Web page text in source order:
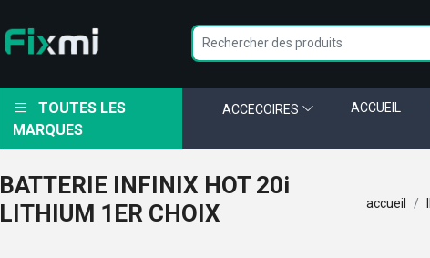
TOUTES LES
MARQUES
ACCECOIRES ACCUEIL
BATTERIE INFINIX HOT 20i
LITHIUM 1ER CHOIX
accueil